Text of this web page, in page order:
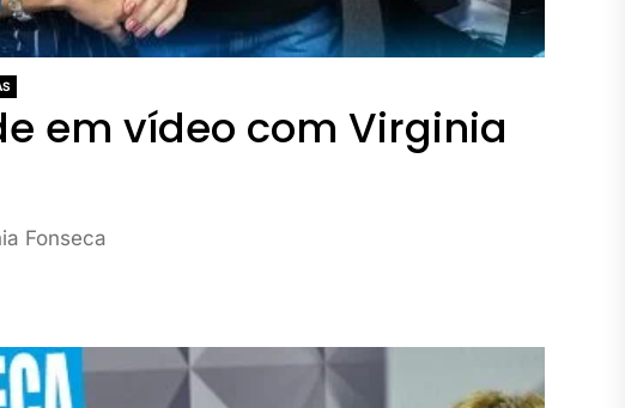
em vídeo com Virginia
Fonseca